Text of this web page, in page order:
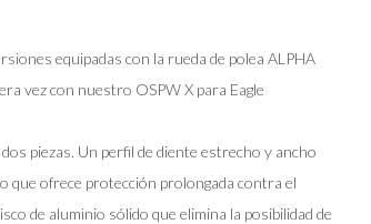
equipadas con la rueda de polea ALPHA
vez con nuestro OSPW X para Eagle
piezas. Un perfil de diente estrecho y ancho
que ofrece protección prolongada contra el
de aluminio sólido que elimina la posibilidad de